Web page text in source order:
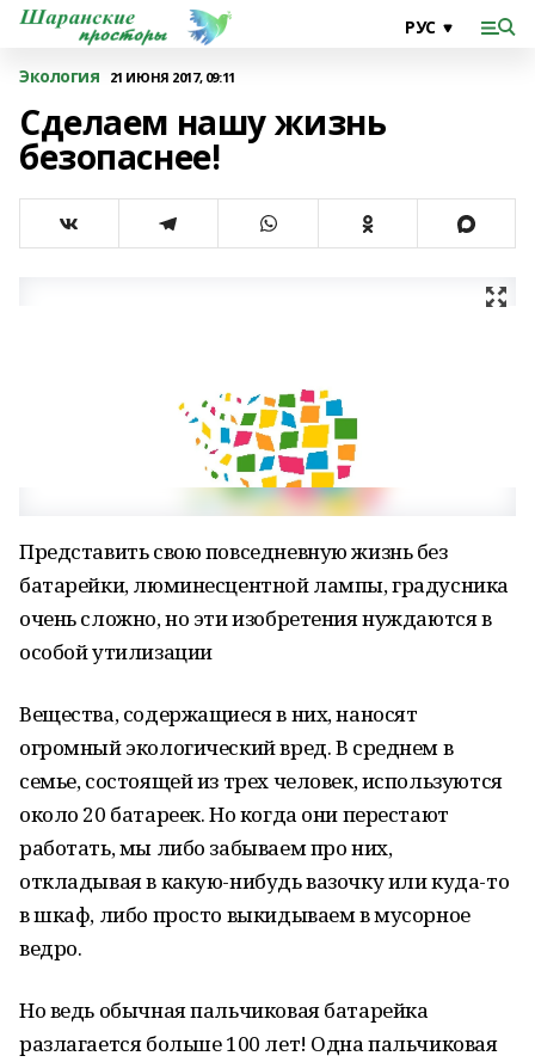
Экология 21 ИЮНЯ 2017, 09:11
Сделаем нашу жизнь
безопаснее!
Представить свою повседневную жизнь без
батарейки, люминесцентной лампы, градусника
очень сложно, но эти изобретения нуждаются в
особой утилизации
Вещества, содержащиеся в них, наносят
огромный экологический вред. В среднем в
семье, состоящей из трех человек, используются
около 20 батареек. Но когда они перестают
работать, мы либо забываем про них,
откладывая в какую-нибудь вазочку или куда-то
в шкаф, либо просто выкидываем в мусорное
ведро.
Но ведь обычная пальчиковая батарейка
разлагается больше 100 лет! Одна пальчиковая